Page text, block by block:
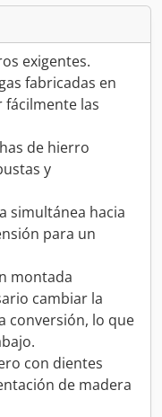
exigentes.
fabricadas en
fácilmente las
de hierro
y
simultánea hacia
para un
montada
cambiar la
conversión, lo que
con dientes
de madera